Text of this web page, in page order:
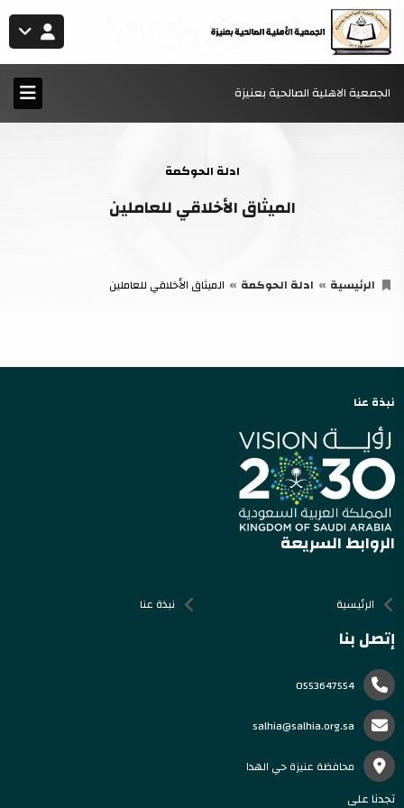
الجمعية الاهلية الصالحية بعنيزة
ادلة الحوكمة
الميثاق الأخلاقي للعاملين
الرئيسية ادلة الحوكمة الميثاق الأخلاقي للعاملين
نبذة عنا
الروابط السريعة
الرئيسية نبذة عنا
إتصل بنا
0553647554
salhia@salhia.org.sa
محافظة عنيزة حي الهدا
تجدنا على